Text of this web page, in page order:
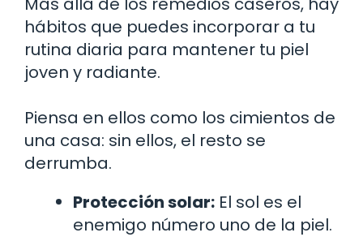
hábitos que puedes incorporar a tu
rutina diaria para mantener tu piel
joven y radiante.
Piensa en ellos como los cimientos de
una casa: sin ellos, el resto se
derrumba.
Protección solar: El sol es el
enemigo número uno de la piel.